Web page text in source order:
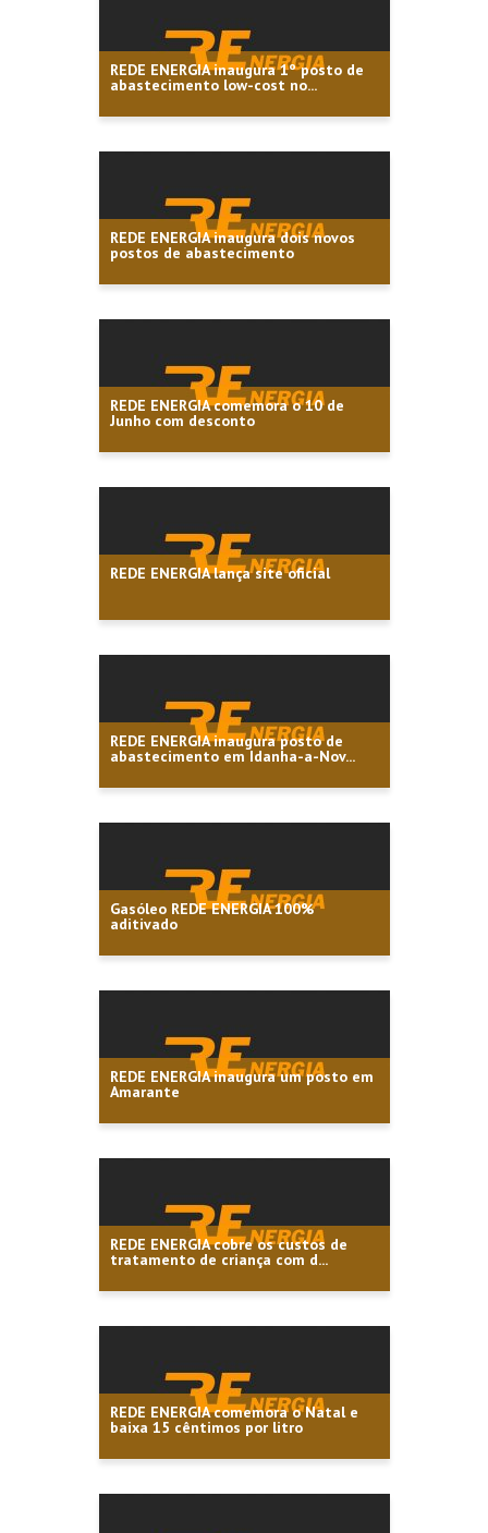
Sobre
Media
Frota empresas
REDE ENERGIA inaugura 1º posto de
abastecimento low-cost no...
REDE ENERGIA inaugura dois novos
postos de abastecimento
REDE ENERGIA comemora o 10 de
Junho com desconto
REDE ENERGIA lança site oficial
REDE ENERGIA inaugura posto de
abastecimento em Idanha-a-Nov...
Gasóleo REDE ENERGIA 100%
aditivado
REDE ENERGIA inaugura um posto em
Amarante
REDE ENERGIA cobre os custos de
tratamento de criança com d...
REDE ENERGIA comemora o Natal e
baixa 15 cêntimos por litro